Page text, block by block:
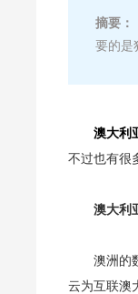
摘要：
要的是
澳大利
不过也有很
澳大利
澳洲的
云为互联澳